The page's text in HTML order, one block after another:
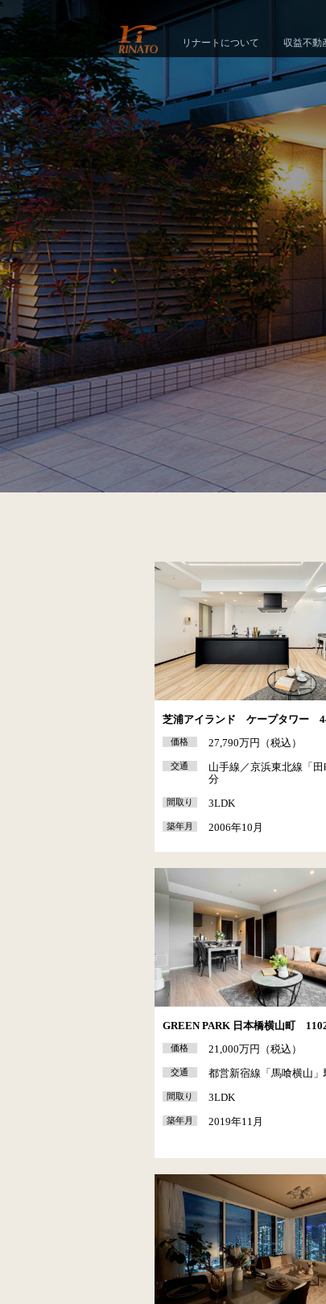
リナートについて 収益不動
芝浦アイランド ケープタワー
価格 27,790万円（税込）
交通
山手線／京浜東北線「
分
間取り 3LDK
築年月 2006年10月
GREEN PARK 日本橋横山町
価格 21,000万円（税込）
交通 都営新宿線「馬喰横山
間取り 3LDK
築年月 2019年11月